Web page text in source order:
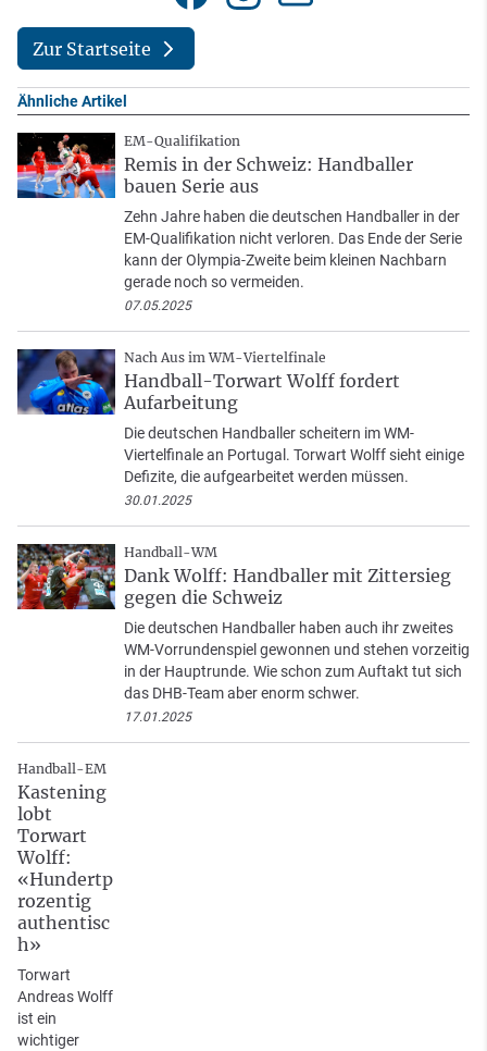
Zur Startseite
Ähnliche Artikel
EM-Qualifikation
Remis in der Schweiz: Handballer
bauen Serie aus
Zehn Jahre haben die deutschen Handballer in der
EM-Qualifikation nicht verloren. Das Ende der Serie
kann der Olympia-Zweite beim kleinen Nachbarn
gerade noch so vermeiden.
07.05.2025
Nach Aus im WM-Viertelfinale
Handball-Torwart Wolff fordert
Aufarbeitung
Die deutschen Handballer scheitern im WM-
Viertelfinale an Portugal. Torwart Wolff sieht einige
Defizite, die aufgearbeitet werden müssen.
30.01.2025
Handball-WM
Dank Wolff: Handballer mit Zittersieg
gegen die Schweiz
Die deutschen Handballer haben auch ihr zweites
WM-Vorrundenspiel gewonnen und stehen vorzeitig
in der Hauptrunde. Wie schon zum Auftakt tut sich
das DHB-Team aber enorm schwer.
17.01.2025
Handball-EM
Kastening
lobt
Torwart
Wolff:
«Hundertp
rozentig
authentisc
h»
Torwart
Andreas Wolff
ist ein
wichtiger